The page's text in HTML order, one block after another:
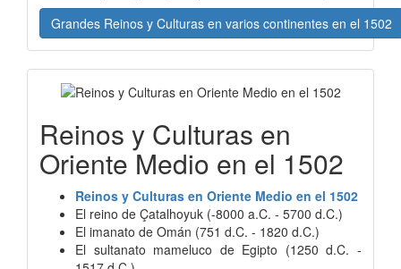
Grandes Reinos y Culturas en varios continentes en el 1502
Reinos y Culturas en
Oriente Medio en el 1502
Reinos y Culturas en Oriente Medio en el 1502
El reino de Çatalhoyuk (-8000 a.C. - 5700 d.C.)
El imanato de Omán (751 d.C. - 1820 d.C.)
El sultanato mameluco de Egipto (1250 d.C. -